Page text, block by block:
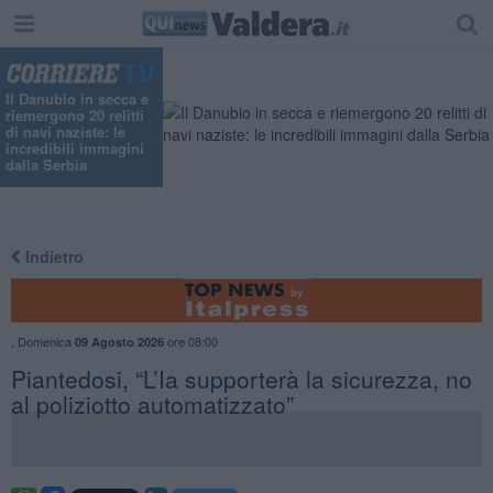
Il Danubio in secca e
riemergono 20 relitti
di navi naziste: le
incredibili immagini
dalla Serbia
Indietro
Domenica 09 Agosto 2026ore 08:00
Piantedosi, “L’Ia supporterà la sicurezza, no
al poliziotto automatizzato”